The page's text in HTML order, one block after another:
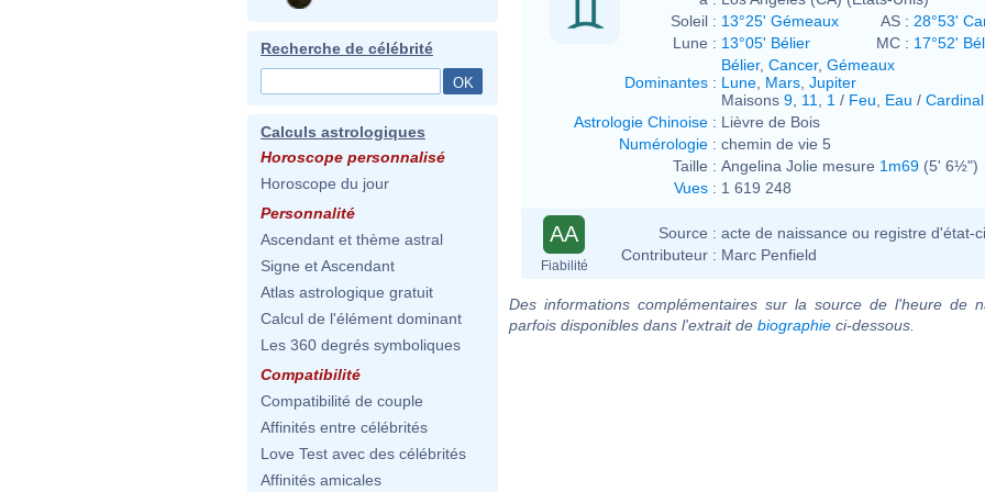
Recherche de célébrité
Calculs astrologiques
Horoscope personnalisé
Horoscope du jour
Personnalité
Ascendant et thème astral
Signe et Ascendant
Atlas astrologique gratuit
Calcul de l'élément dominant
Les 360 degrés symboliques
Compatibilité
Compatibilité de couple
Affinités entre célébrités
Love Test avec des célébrités
Affinités amicales
Soleil : 13°25' Gémeaux AS : 28°53'
Lune : 13°05' Bélier MC : 17°52'
Dominantes :
Bélier, Cancer, Gémeaux
Lune Mars Jupiter
Maisons 9 11 1 / Feu Eau / Cardinal
Astrologie Chinoise : Lièvre de Bois
Numérologie : chemin de vie 5
Taille : Angelina Jolie mesure 1m69 (5' 6½")
Vues : 1 619 248
AA
Fiabilité
Source : acte de naissance ou registre d'état-
Contributeur : Marc Penfield
Des informations complémentaires sur la source de l'heure de
parfois disponibles dans l'extrait de biographie ci-dessous.